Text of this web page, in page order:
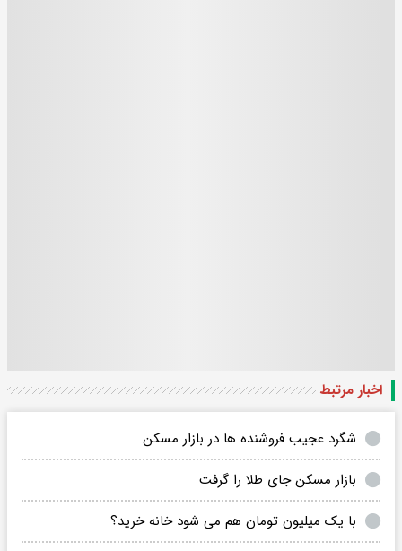
اخبار مرتبط
شگرد عجیب فروشنده ها در بازار مسکن
بازار مسکن جای طلا را گرفت
با یک میلیون تومان هم می شود خانه خرید؟